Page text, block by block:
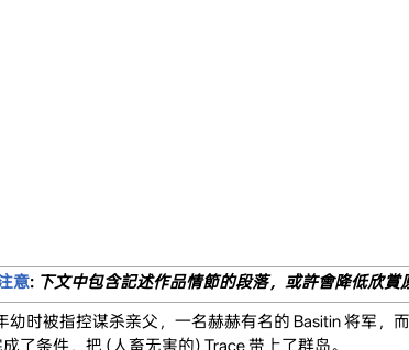
意: 下文中包含記述作品情節的段落，或許會降低欣賞
幼时被指控谋杀亲父，一名赫赫有名的 Basitin 将军，